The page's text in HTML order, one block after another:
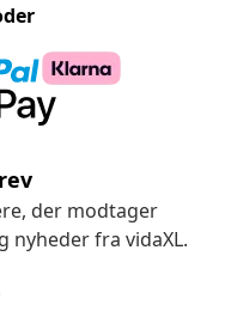
der modtager
fra vidaXL.